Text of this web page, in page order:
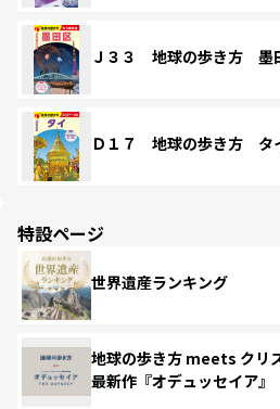
Ｊ３３ 地球の歩き方 墨
Ｄ１７ 地球の歩き方 タ
特設ページ
世界遺産ランキング
地球の歩き方 meets クリ
最新作『オデュッセイア』